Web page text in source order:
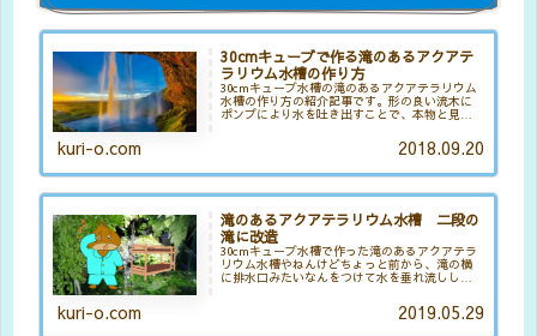
30cmキューブで作る滝のあるアクアテ
ラリウム水槽の作り方
30cmキューブ水槽の滝のあるアクアテラリウム
水槽の作り方の紹介記事です。形の良い流木に
ポンプにより水を吐き出すことで、本物と見紛
まだ植物もあまり生育していませんが、今では
緑に覆われた我が家の癒やしスポットになって
kuri-o.com 2018.09.20
滝のあるアクアテラリウム水槽 二段の
滝に改造
30cmキューブ水槽で作った滝のあるアクアテラ
リウム水槽やねんけどちょっと前から、滝の横
に排水口みたいなんをつけて水を垂れ流しして
と、水面の油膜が気になってて油膜対策として
kuri-o.com 2019.05.29